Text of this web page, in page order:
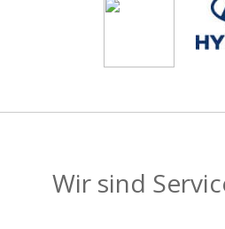
Wir sind